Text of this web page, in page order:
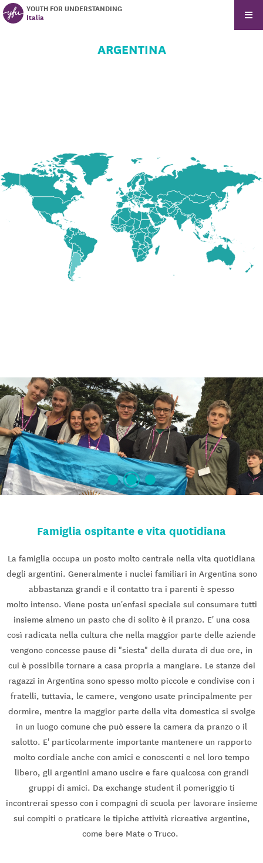
YOUTH FOR UNDERSTANDING
Italia
ARGENTINA
Famiglia ospitante e vita quotidiana
La famiglia occupa un posto molto centrale nella vita quotidiana
degli argentini. Generalmente i nuclei familiari in Argentina sono
abbastanza grandi e il contatto tra i parenti è spesso
molto intenso. Viene posta un'enfasi speciale sul consumare tutti
insieme almeno un pasto che di solito è il pranzo. E' una cosa
così radicata nella cultura che nella maggior parte delle aziende
vengono concesse pause di "siesta" della durata di due ore, in
cui è possibile tornare a casa propria a mangiare. Le stanze dei
ragazzi in Argentina sono spesso molto piccole e condivise con i
fratelli, tuttavia, le camere, vengono usate principalmente per
dormire, mentre la maggior parte della vita domestica si svolge
in un luogo comune che può essere la camera da pranzo o il
salotto. E' particolarmente importante mantenere un rapporto
molto cordiale anche con amici e conoscenti e nel loro tempo
libero, gli argentini amano uscire e fare qualcosa con grandi
gruppi di amici. Da exchange student il pomeriggio ti
incontrerai spesso con i compagni di scuola per lavorare insieme
sui compiti o praticare le tipiche attività ricreative argentine,
come bere Mate o Truco.